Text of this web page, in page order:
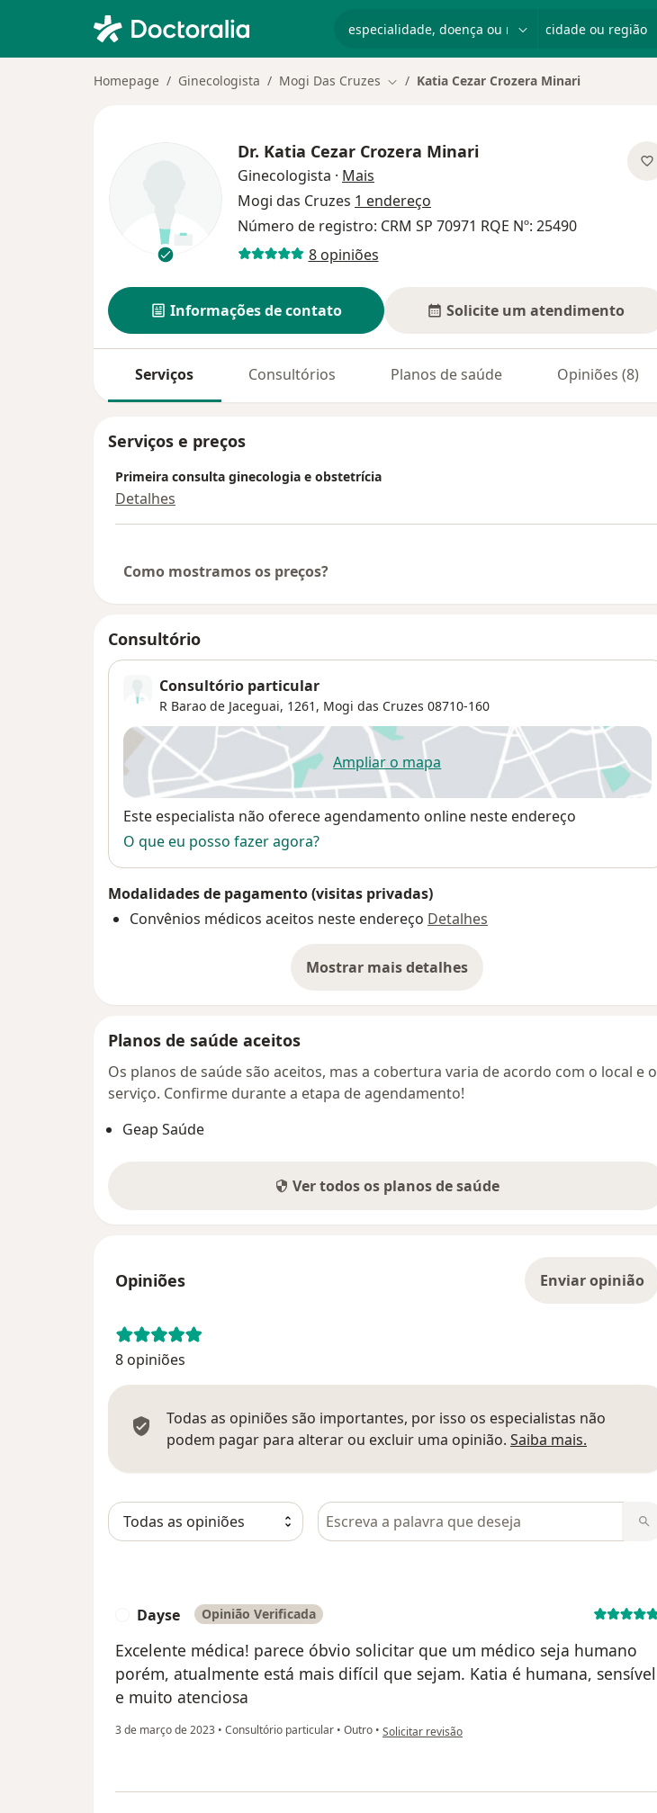
Homepage Ginecologista Mogi Das Cruzes Mudar de cidade
Katia Cezar Crozera Minari
Dr. Katia Cezar Crozera Minari
Ginecologista · Mais
Mogi das Cruzes 1 endereço
Número de registro: CRM SP 70971 RQE Nº: 25490
8 opiniões
Informações de contato Solicite um atendimento
Serviços Consultórios Planos de saúde Opiniões (8)
Serviços e preços
Primeira consulta ginecologia e obstetrícia
Detalhes
Como mostramos os preços?
Consultório
Consultório particular
R Barao de Jaceguai, 1261, Mogi das Cruzes 08710-160
Ampliar o mapaabre num novo separador
Disponibilidade
Este especialista não oferece agendamento online neste endereço
O que eu posso fazer agora?
Modalidades de pagamento (visitas privadas)
Convênios médicos aceitos neste endereço Detalhes
Mostrar mais detalhes
sobre o endereço
Planos de saúde aceitos
Os planos de saúde são aceitos, mas a cobertura varia de acordo com o local e o
serviço. Confirme durante a etapa de agendamento!
Geap Saúde
Ver todos os planos de saúde
Opiniões Enviar opinião
8 opiniões
Todas as opiniões são importantes, por isso os especialistas não
podem pagar para alterar ou excluir uma opinião. Saiba mais.
Pesquisar em opiniões
Dayse Opinião Verificada
Excelente médica! parece óbvio solicitar que um médico seja humano
porém, atualmente está mais difícil que sejam. Katia é humana, sensível
e muito atenciosa
3 de março de 2023 • Consultório particular • Outro • na opinião do utilizador Dayse
Solicitar revisão